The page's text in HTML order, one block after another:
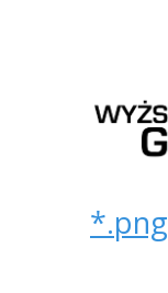
*.png